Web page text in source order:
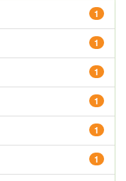
1
1
1
1
1
1